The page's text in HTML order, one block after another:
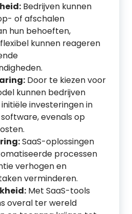
Bedrijven kunnen
of afschalen
hun behoeften,
kunnen reageren
Door te kiezen voor
kunnen bedrijven
investeringen in
evenals op
SaaS-oplossingen
processen
verhogen en
verminderen.
Met SaaS-tools
overal ter wereld